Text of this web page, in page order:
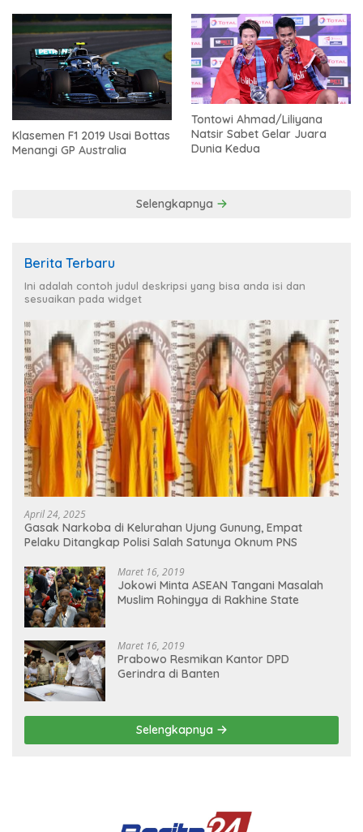
Klasemen F1 2019 Usai Bottas
Menangi GP Australia
Tontowi Ahmad/Liliyana
Natsir Sabet Gelar Juara
Dunia Kedua
Selengkapnya
Berita Terbaru
Ini adalah contoh judul deskripsi yang bisa anda isi dan
sesuaikan pada widget
April 24, 2025
Gasak Narkoba di Kelurahan Ujung Gunung, Empat
Pelaku Ditangkap Polisi Salah Satunya Oknum PNS
Maret 16, 2019
Jokowi Minta ASEAN Tangani Masalah
Muslim Rohingya di Rakhine State
Maret 16, 2019
Prabowo Resmikan Kantor DPD
Gerindra di Banten
Selengkapnya